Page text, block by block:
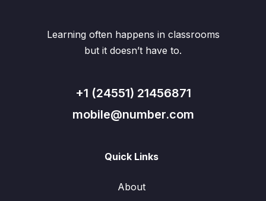
Learning often happens in classrooms
but it doesn’t have to.
+1 (24551) 21456871
mobile@number.com
Quick Links
About